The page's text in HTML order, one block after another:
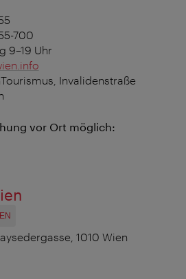
700
9–19 Uhr
Invalidenstraße
vor Ort möglich:
1010 Wien